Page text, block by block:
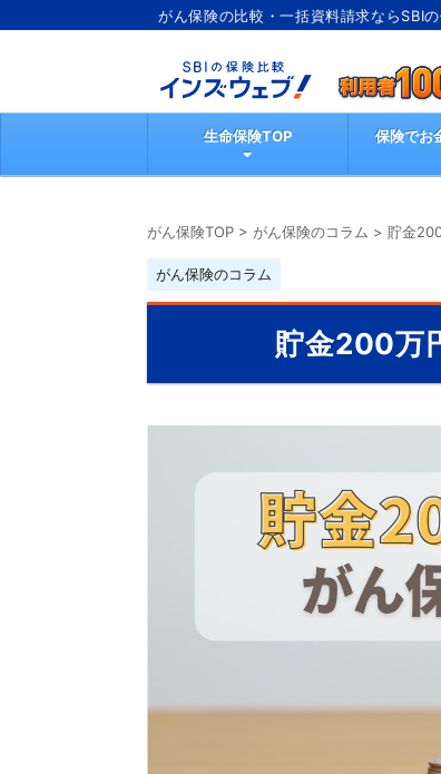
がん保険の比較・一括資料請求ならSBI
生命保険TOP 保険でお
がん保険TOP > がん保険のコラム > 貯金
がん保険のコラム
貯金200万